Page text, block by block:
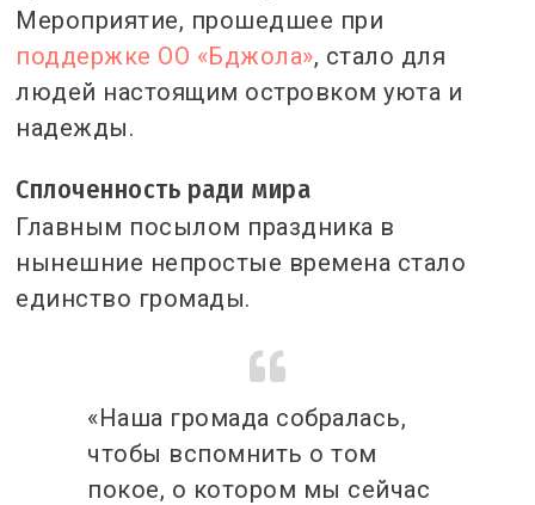
Мероприятие, прошедшее при
поддержке ОО «Бджола», стало для
людей настоящим островком уюта и
надежды.
Сплоченность ради мира
Главным посылом праздника в
нынешние непростые времена стало
единство громады.
«Наша громада собралась,
чтобы вспомнить о том
покое, о котором мы сейчас